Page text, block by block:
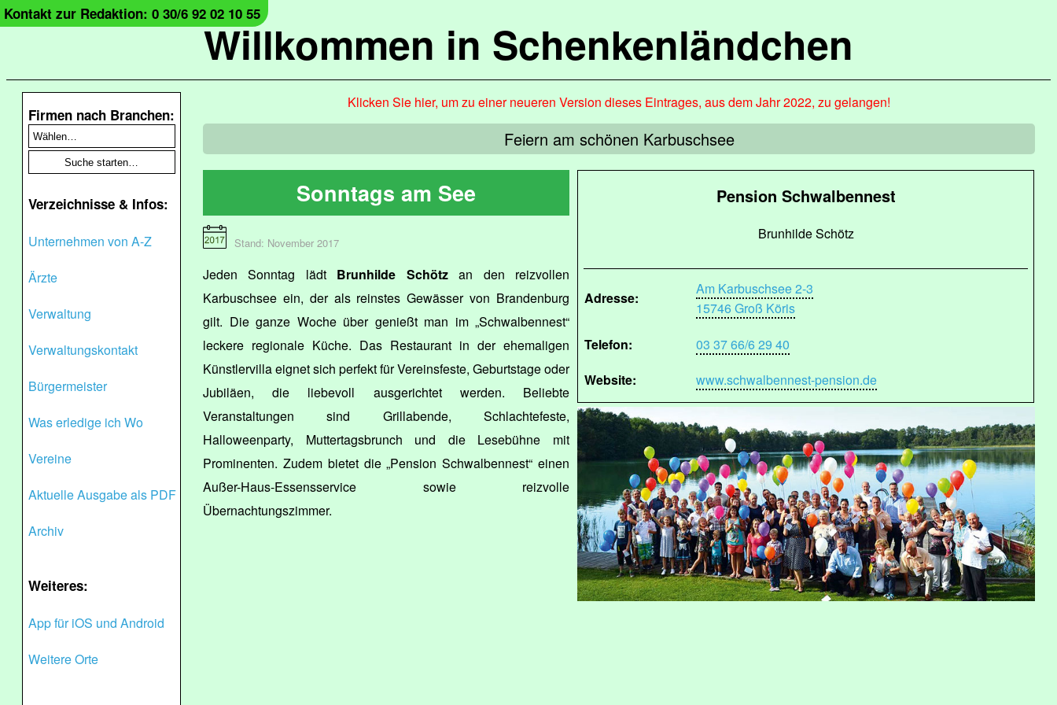
Willkommen in Schenkenländchen
Kontakt zur Redaktion: 0 30/6 92 02 10 55
Firmen nach Branchen:
Verzeichnisse & Infos:
Unternehmen von A-Z
Ärzte
Verwaltung
Verwaltungskontakt
Bürgermeister
Was erledige ich Wo
Vereine
Aktuelle Ausgabe als PDF
Archiv
Weiteres:
App für iOS und Android
Weitere Orte
Klicken Sie hier, um zu einer neueren Version dieses Eintrages, aus dem Jahr 2022, zu gelangen!
Feiern am schönen Karbuschsee
Pension Schwalbennest
Brunhilde Schötz
Adresse:
Am Karbuschsee 2-3
15746 Groß Köris
Telefon:
03 37 66/6 29 40
Website:
www.schwalbennest-pension.de
Sonntags am See
Stand: November 2017
Jeden Sonntag lädt Brunhilde Schötzan den reizvollen
Karbuschsee ein, der als reinstes Gewässer von Brandenburg
gilt. Die ganze Woche über genießt man im „Schwalbennest“
leckere regionale Küche. Das Restaurant in der ehemaligen
Künstlervilla eignet sich perfekt für Vereinsfeste, Geburtstage oder
Jubiläen, die liebevoll ausgerichtet werden. Beliebte
Veranstaltungen sind Grillabende, Schlachtefeste,
Halloweenparty, Muttertagsbrunch und die Lesebühne mit
Prominenten. Zudem bietet die „Pension Schwalbennest“ einen
Außer-Haus-Essensservice sowie reizvolle
Übernachtungszimmer.